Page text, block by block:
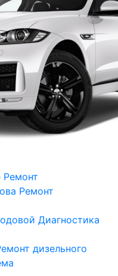
Ремонт
Ремонт
Диагностика
дизельного